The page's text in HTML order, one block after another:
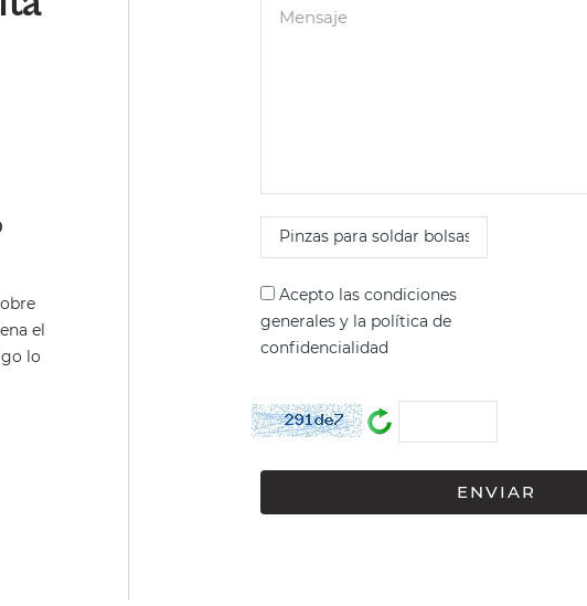
el
lo
Acepto las condiciones
generales y la política de
confidencialidad